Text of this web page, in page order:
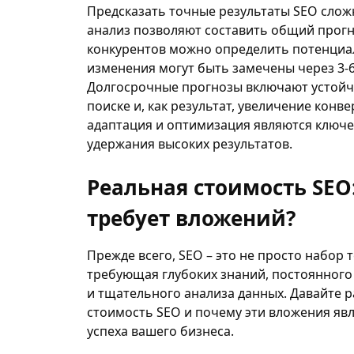
Предсказать точные результаты SEO
анализ позволяют составить общий
конкурентов можно определить
изменения могут быть замечены через
Долгосрочные прогнозы включают
поиске и, как результат, увеличение
адаптация и оптимизация являются
удержания высоких результатов.
Реальная стоимость
требует вложений?
Прежде всего, SEO – это не просто набор
требующая глубоких знаний,
и тщательного анализа данных. Давайте
стоимость SEO и почему эти вложения
успеха вашего бизнеса.